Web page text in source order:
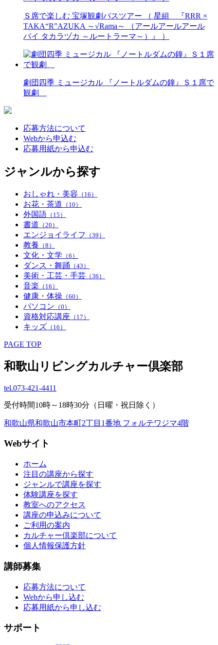
Ｓ席で楽しむ 宝塚観劇バスツアー （ 星組 『RRR ×
TAKA“R”AZUKA ～√Rama～ （アールアールアール
バイ タカラヅカ ～ルートラーマ～）』 ）
劇団四季 ミュージカル 『ノートルダムの鐘』Ｓ１席で
観劇
応募方法について
Webから申込む
応募用紙から申込む
ジャンルから探す
おしゃれ・美容 （16）
お花・茶道 （10）
外国語 （15）
書道 （20）
エンジョイライフ （39）
教養 （8）
文化・文学 （6）
ダンス・舞踊 （43）
美術・工芸・手芸 （36）
音楽 （16）
健康・体操 （60）
パソコン （0）
資格対応講座 （17）
キッズ （16）
PAGE TOP
和歌山リビングカルチャー倶楽部
tel.073-421-4411
受付時間10時～18時30分（日曜・祝日除く）
和歌山県和歌山市本町2丁目1番地 フォルテワジマ4階
Webサイト
ホーム
注目の講座から探す
ジャンルで講座を探す
体験講座を探す
教室へのアクセス
講座の申込みについて
ご利用の案内
カルチャー倶楽部について
個人情報保護方針
講師募集
応募方法について
Webから申し込む
応募用紙から申し込む
サポート